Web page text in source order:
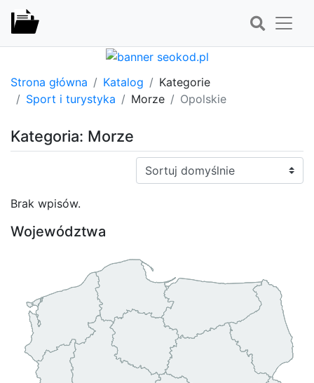
Strona główna Katalog
Kategorie
Sport i turystyka
Morze Opolskie
Kategoria: Morze
Sortuj:
Brak wpisów.
Województwa